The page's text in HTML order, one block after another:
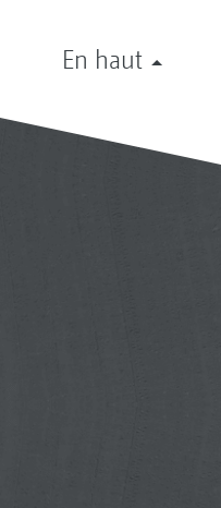
En haut